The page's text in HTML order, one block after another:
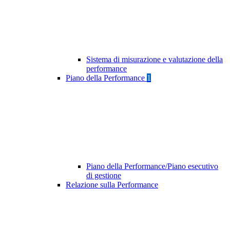
Sistema di misurazione e valutazione della
performance
Piano della Performance 1
Piano della Performance/Piano esecutivo
di gestione
Relazione sulla Performance